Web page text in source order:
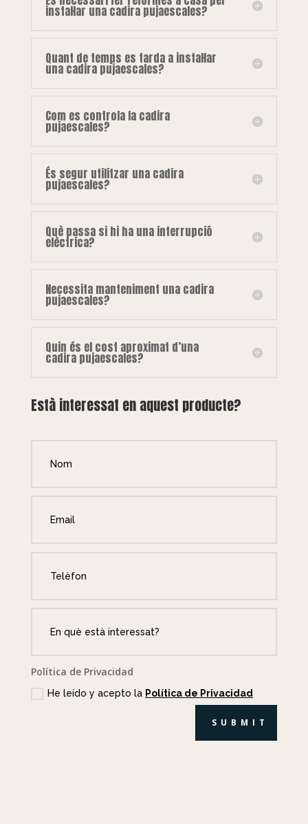
instal·lar una cadira pujaescales?
Quant de temps es tarda a instal·lar
una cadira pujaescales?
Com es controla la cadira
pujaescales?
És segur utilitzar una cadira
pujaescales?
Què passa si hi ha una interrupció
elèctrica?
Necessita manteniment una cadira
pujaescales?
Quin és el cost aproximat d’una
cadira pujaescales?
Està interessat en aquest producte?
Política de Privacidad
He leído y acepto la Política de Privacidad
SUBMIT